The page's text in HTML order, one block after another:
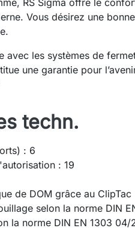
RS Sigma offre le
Vous désirez une
avec les systèmes de
une garantie pour
techn.
: 6
: 19
de DOM grâce au ClipTac
selon la norme DIN
la norme DIN EN 1303